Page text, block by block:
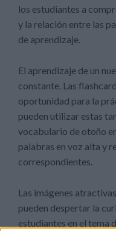
los estudiantes a
y la relación entre las
de aprendizaje.
El aprendizaje de un
constante. Las
oportunidad para la
pueden utilizar estas
vocabulario de otoño
palabras en voz alta y
correspondientes.
Las imágenes
pueden despertar la
estudiantes en el tema